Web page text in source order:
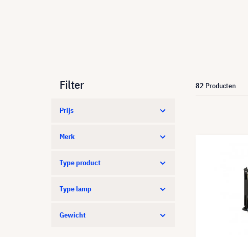
Filter
Prijs
Merk
Type product
Type lamp
Gewicht
82 Producten